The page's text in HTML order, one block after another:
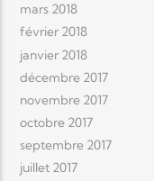
mars 2018
février 2018
janvier 2018
décembre 2017
novembre 2017
octobre 2017
septembre 2017
juillet 2017